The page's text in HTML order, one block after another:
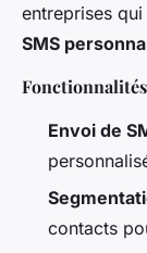
entreprises
SMS
Envoi de
contacts